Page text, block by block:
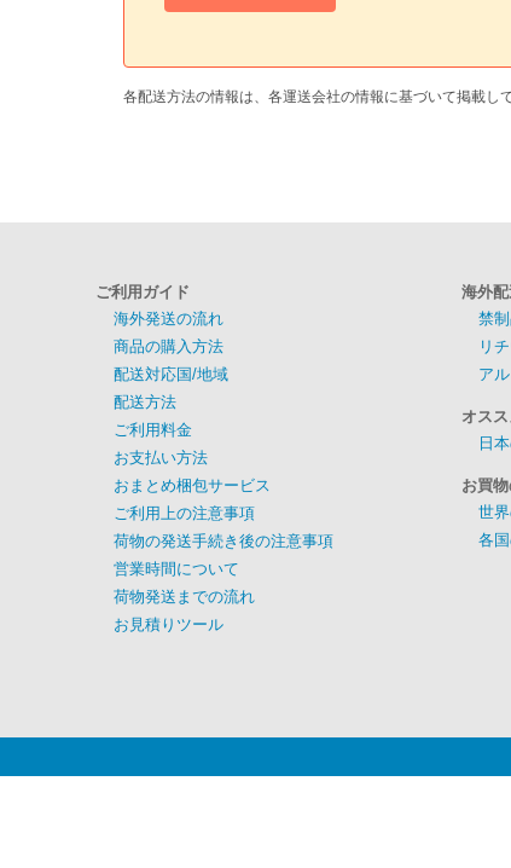
各配送方法の情報は、各運送会社の情報に基づいて掲載し
ご利用ガイド
海外発送の流れ
商品の購入方法
配送対応国/地域
配送方法
ご利用料金
お支払い方法
おまとめ梱包サービス
ご利用上の注意事項
荷物の発送手続き後の注意事項
営業時間について
荷物発送までの流れ
お見積りツール
海外
禁
リ
ア
オス
日
お買
世
各